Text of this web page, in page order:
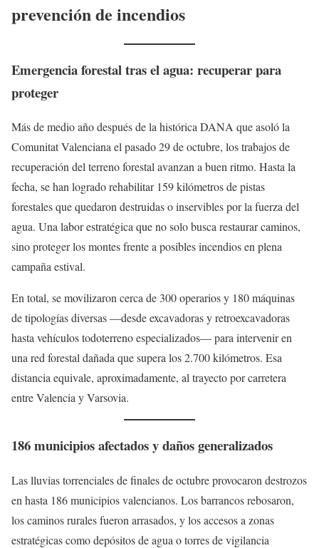
prevención de incendios
Emergencia forestal tras el agua: recuperar para
proteger
Más de medio año después de la histórica DANA que asoló la
Comunitat Valenciana el pasado 29 de octubre, los trabajos de
recuperación del terreno forestal avanzan a buen ritmo. Hasta la
fecha, se han logrado rehabilitar 159 kilómetros de pistas
forestales que quedaron destruidas o inservibles por la fuerza del
agua. Una labor estratégica que no solo busca restaurar caminos,
sino proteger los montes frente a posibles incendios en plena
campaña estival.
En total, se movilizaron cerca de 300 operarios y 180 máquinas
de tipologías diversas —desde excavadoras y retroexcavadoras
hasta vehículos todoterreno especializados— para intervenir en
una red forestal dañada que supera los 2.700 kilómetros. Esa
distancia equivale, aproximadamente, al trayecto por carretera
entre Valencia y Varsovia.
186 municipios afectados y daños generalizados
Las lluvias torrenciales de finales de octubre provocaron destrozos
en hasta 186 municipios valencianos. Los barrancos rebosaron,
los caminos rurales fueron arrasados, y los accesos a zonas
estratégicas como depósitos de agua o torres de vigilancia